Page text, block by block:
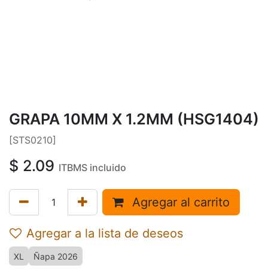
GRAPA 10MM X 1.2MM (HSG1404)
[STS0210]
$ 2.09 ITBMS incluido
Agregar al carrito
Agregar a la lista de deseos
XL Ñapa 2026